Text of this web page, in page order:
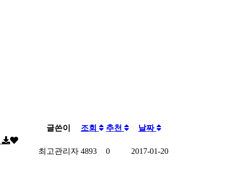
글쓴이 조회 추천 날짜
최고관리자 4893 0 2017-01-20